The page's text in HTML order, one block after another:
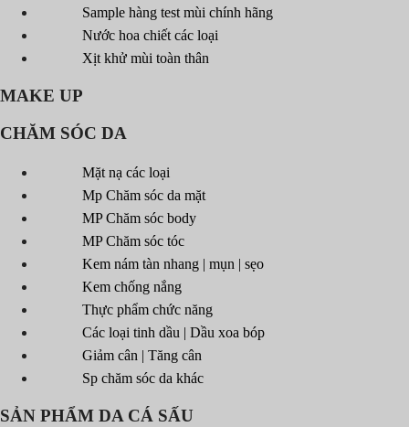
Sample hàng test mùi chính hãng
Nước hoa chiết các loại
Xịt khử mùi toàn thân
MAKE UP
CHĂM SÓC DA
Mặt nạ các loại
Mp Chăm sóc da mặt
MP Chăm sóc body
MP Chăm sóc tóc
Kem nám tàn nhang | mụn | sẹo
Kem chống nắng
Thực phẩm chức năng
Các loại tinh dầu | Dầu xoa bóp
Giảm cân | Tăng cân
Sp chăm sóc da khác
SẢN PHẨM DA CÁ SẤU